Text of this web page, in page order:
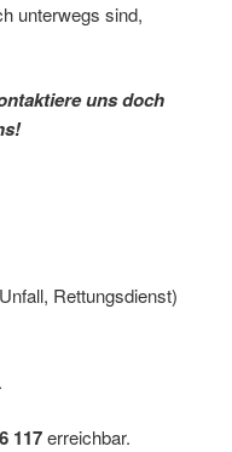
unterwegs sind,
uns doch
Rettungsdienst)
.
117erreichbar.